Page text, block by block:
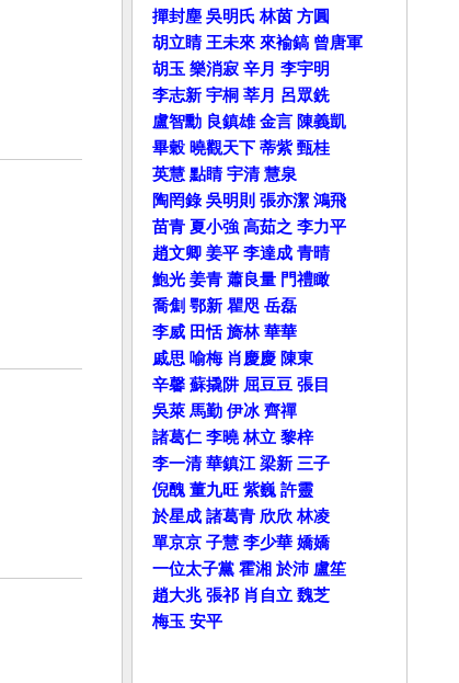
撣封塵 吳明氏 林茵 方圓
胡立睛 王未來 來褕鎬 曾唐軍
胡玉 樂消寂 辛月 李宇明
李志新 宇桐 莘月 呂眾銑
盧智勳 良鎮雄 金言 陳義凱
畢穀 曉觀天下 蒂紫 甄桂
英慧 點睛 宇清 慧泉
陶罔錄 吳明則 張亦潔 鴻飛
苗青 夏小強 高茹之 李力平
趙文卿 姜平 李達成 青晴
鮑光 姜青 蕭良量 門禮瞰
喬劁 鄂新 瞿咫 岳磊
李威 田恬 旖林 華華
戚思 喻梅 肖慶慶 陳東
辛馨 蘇撬阱 屈豆豆 張目
吳萊 馬勤 伊冰 齊禪
諸葛仁 李曉 林立 黎梓
李一清 華鎮江 梁新 三子
倪醜 董九旺 紫巍 許靈
於星成 諸葛青 欣欣 林凌
單京京 子慧 李少華 嬌嬌
一位太子黨 霍湘 於沛 盧笙
趙大兆 張祁 肖自立 魏芝
梅玉 安平